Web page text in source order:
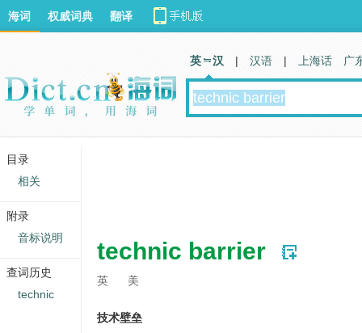
technic barrier
英 美
技术壁垒
海词 权威词典 翻译
英 汉 | 汉语 | 上海话 广
目录
相关
附录
音标说明
查词历史
technic